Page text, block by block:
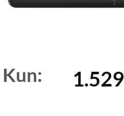
Kun: 1.529